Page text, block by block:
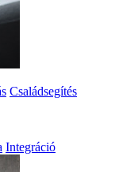
Családsegítés
Integráció